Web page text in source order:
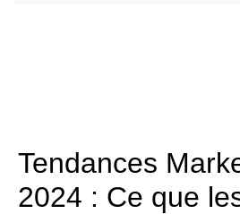
Tendances
2024 : Ce que